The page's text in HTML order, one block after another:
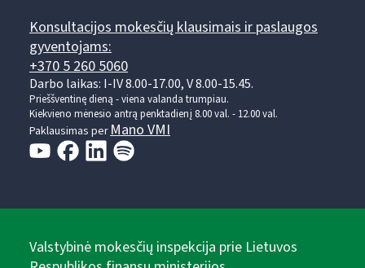
Konsultacijos mokesčių klausimais ir paslaugos
gyventojams:
+370 5 260 5060
Darbo laikas: I-IV 8.00-17.00, V 8.00-15.45.
Prieššventinę dieną - viena valanda trumpiau.
Kiekvieno mėnesio antrą penktadienį 8.00 val. - 12.00 val.
Paklausimas perMano VMI
Valstybinė mokesčių inspekcija prie Lietuvos